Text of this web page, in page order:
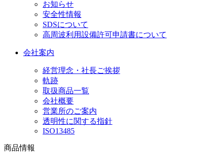
お知らせ
安全性情報
SDSについて
高周波利用設備許可申請書について
会社案内
経営理念・社長ご挨拶
軌跡
取扱商品一覧
会社概要
営業所のご案内
透明性に関する指針
ISO13485
商品情報